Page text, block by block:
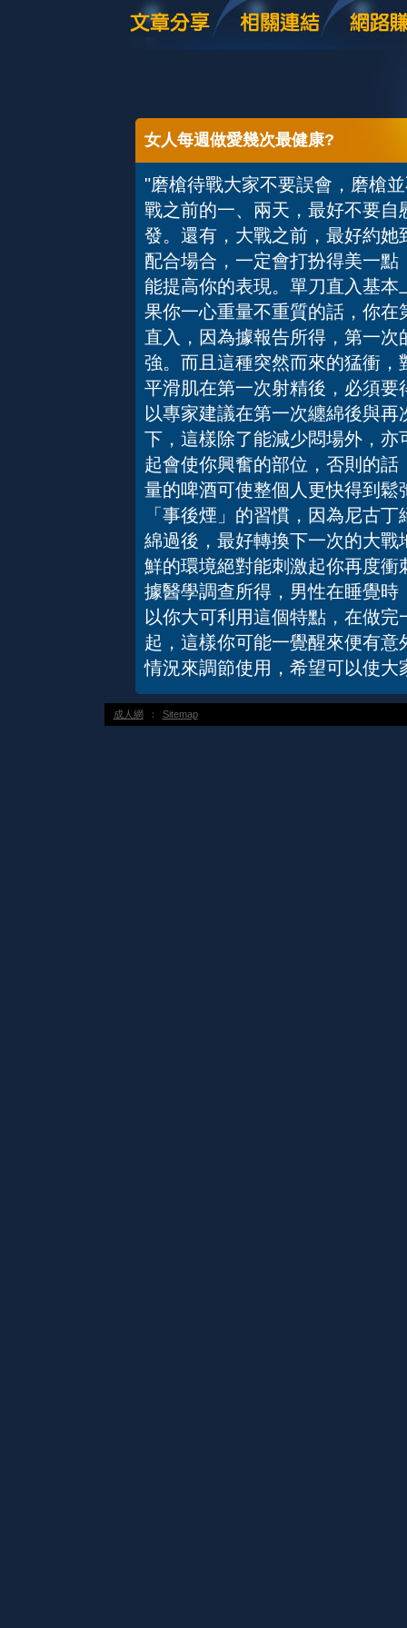
女人每週做愛幾次最健康?
"磨槍待戰大家不要誤會，磨槍
戰之前的一、兩天，最好不要
發。還有，大戰之前，最好約
配合場合，一定會打扮得美一
能提高你的表現。單刀直入基
果你一心重量不重質的話，你
直入，因為據報告所得，第一
強。而且這種突然而來的猛衝
平滑肌在第一次射精後，必須
以專家建議在第一次纏綿後與
下，這樣除了能減少悶場外，
起會使你興奮的部位，否則的
量的啤酒可使整個人更快得到
「事後煙」的習慣，因為尼古
綿過後，最好轉換下一次的大
鮮的環境絕對能刺激起你再度
據醫學調查所得，男性在睡覺
以你大可利用這個特點，在做
起，這樣你可能一覺醒來便有
情況來調節使用，希望可以使大
成人網 ： Sitemap